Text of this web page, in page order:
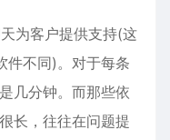
为客户提供支持(这
不同)。对于每条
几分钟。而那些依
长，往往在问题提